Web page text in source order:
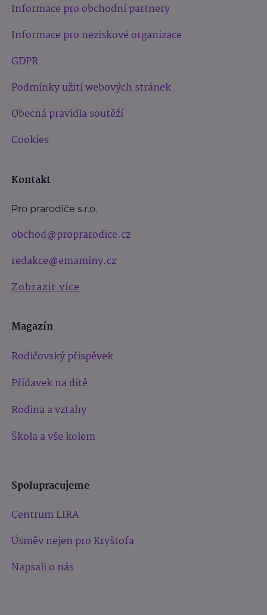
Informace pro obchodní partnery
Informace pro neziskové organizace
GDPR
Podmínky užití webových stránek
Obecná pravidla soutěží
Cookies
Kontakt
Pro prarodiče s.r.o.
obchod@proprarodice.cz
redakce@emaminy.cz
Zobrazit více
Magazín
Rodičovský příspěvek
Přídavek na dítě
Rodina a vztahy
Škola a vše kolem
Spolupracujeme
Centrum LIRA
Úsměv nejen pro Kryštofa
Napsali o nás